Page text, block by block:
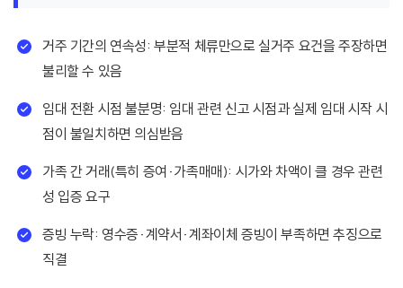
거주 기간의 연속성: 부분적 체류만으로 실거주 요건을 주장하면
불리할 수 있음
임대 전환 시점 불분명: 임대 관련 신고 시점과 실제 임대 시작 시
점이 불일치하면 의심받음
가족 간 거래(특히 증여·가족매매): 시가와 차액이 클 경우 관련
성 입증 요구
증빙 누락: 영수증·계약서·계좌이체 증빙이 부족하면 추징으로
직결